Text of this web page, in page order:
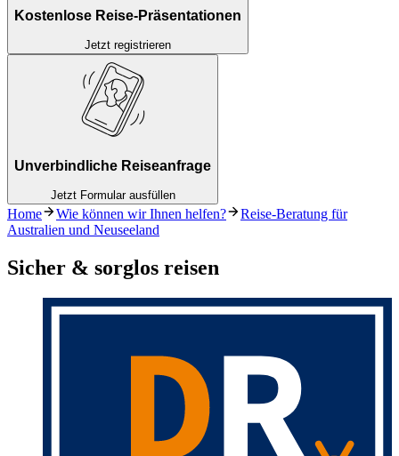
Kostenlose Reise-Präsentationen
Jetzt registrieren
Unverbindliche Reiseanfrage
Jetzt Formular ausfüllen
Home Wie können wir Ihnen helfen?
Reise-Beratung für
Australien und Neuseeland
Sicher & sorglos reisen